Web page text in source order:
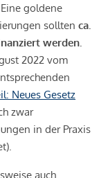
goldene
sollten ca.
werden.
2022 vom
Neues Gesetz
zwar
in der Praxis
auch